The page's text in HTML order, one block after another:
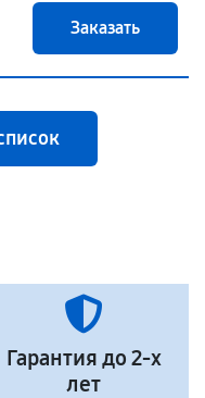
Заказать
Гарантия до 2-х
лет